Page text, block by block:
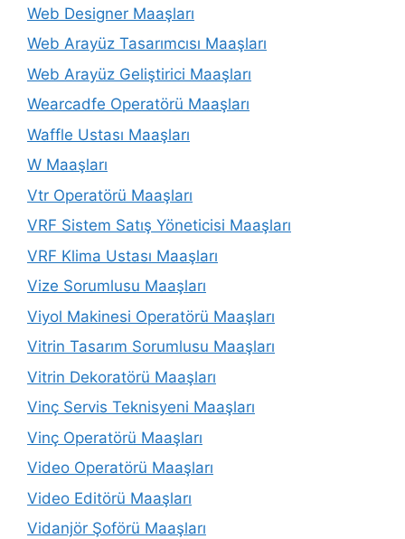
Web Designer Maaşları
Web Arayüz Tasarımcısı Maaşları
Web Arayüz Geliştirici Maaşları
Wearcadfe Operatörü Maaşları
Waffle Ustası Maaşları
W Maaşları
Vtr Operatörü Maaşları
VRF Sistem Satış Yöneticisi Maaşları
VRF Klima Ustası Maaşları
Vize Sorumlusu Maaşları
Viyol Makinesi Operatörü Maaşları
Vitrin Tasarım Sorumlusu Maaşları
Vitrin Dekoratörü Maaşları
Vinç Servis Teknisyeni Maaşları
Vinç Operatörü Maaşları
Video Operatörü Maaşları
Video Editörü Maaşları
Vidanjör Şoförü Maaşları